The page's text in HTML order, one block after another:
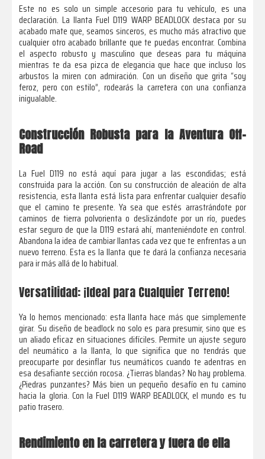
Este no es solo un simple accesorio para tu vehículo, es una
declaración. La llanta Fuel D119 WARP BEADLOCK destaca por su
acabado mate que, seamos sinceros, es mucho más atractivo que
cualquier otro acabado brillante que te puedas encontrar. Combina
el aspecto robusto y masculino que deseas para tu máquina
mientras te da esa pizca de elegancia que hace que incluso los
arbustos la miren con admiración. Con un diseño que grita “soy
feroz, pero con estilo”, rodearás la carretera con una confianza
inigualable.
Construcción Robusta para la Aventura Off-
Road
La Fuel D119 no está aquí para jugar a las escondidas; está
construida para la acción. Con su construcción de aleación de alta
resistencia, esta llanta está lista para enfrentar cualquier desafío
que el camino te presente. Ya sea que estés arrastrándote por
caminos de tierra polvorienta o deslizándote por un río, puedes
estar seguro de que la D119 estará ahí, manteniéndote en control.
Abandona la idea de cambiar llantas cada vez que te enfrentas a un
nuevo terreno. Esta es la llanta que te dará la confianza necesaria
para ir más allá de lo habitual.
Versatilidad: ¡Ideal para Cualquier Terreno!
Ya lo hemos mencionado: esta llanta hace más que simplemente
girar. Su diseño de beadlock no solo es para presumir, sino que es
un aliado eficaz en situaciones difíciles. Permite un ajuste seguro
del neumático a la llanta, lo que significa que no tendrás que
preocuparte por desinflar tus neumáticos cuando te adentras en
esa desafiante sección rocosa. ¿Tierras blandas? No hay problema.
¿Piedras punzantes? Más bien un pequeño desafío en tu camino
hacia la gloria. Con la Fuel D119 WARP BEADLOCK, el mundo es tu
patio trasero.
Rendimiento en la carretera y fuera de ella